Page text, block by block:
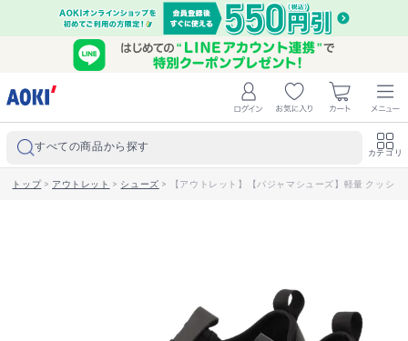
すべての商品から探す カテゴリ
トップ> アウトレット > シューズ > 【アウトレット】【パジャマシューズ】軽量 クッシ